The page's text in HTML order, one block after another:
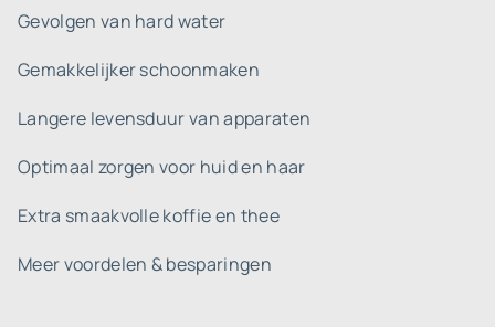
Gevolgen van hard water
Gemakkelijker schoonmaken
Langere levensduur van apparaten
Optimaal zorgen voor huid en haar
Extra smaakvolle koffie en thee
Meer voordelen & besparingen